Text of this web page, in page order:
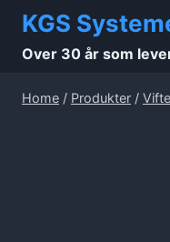
Skip
content
KGS
Over 30 år som
Home / Produkter /